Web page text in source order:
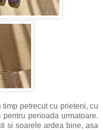
petrecut cu prieteni, cu
perioada urmatoare.
si soarele ardea bine, asa